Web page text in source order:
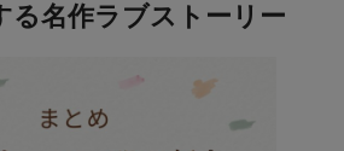
る名作ラブストーリー